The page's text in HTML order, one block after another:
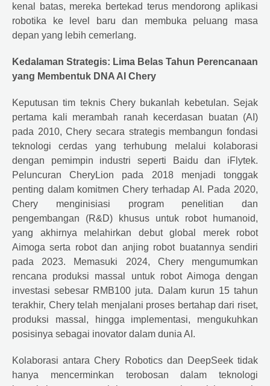
kenal batas, mereka bertekad terus mendorong aplikasi
robotika ke level baru dan membuka peluang masa
depan yang lebih cemerlang.
Kedalaman Strategis: Lima Belas Tahun Perencanaan
yang Membentuk DNA AI Chery
Keputusan tim teknis Chery bukanlah kebetulan. Sejak
pertama kali merambah ranah kecerdasan buatan (AI)
pada 2010, Chery secara strategis membangun fondasi
teknologi cerdas yang terhubung melalui kolaborasi
dengan pemimpin industri seperti Baidu dan iFlytek.
Peluncuran CheryLion pada 2018 menjadi tonggak
penting dalam komitmen Chery terhadap AI. Pada 2020,
Chery menginisiasi program penelitian dan
pengembangan (R&D) khusus untuk robot humanoid,
yang akhirnya melahirkan debut global merek robot
Aimoga serta robot dan anjing robot buatannya sendiri
pada 2023. Memasuki 2024, Chery mengumumkan
rencana produksi massal untuk robot Aimoga dengan
investasi sebesar RMB100 juta. Dalam kurun 15 tahun
terakhir, Chery telah menjalani proses bertahap dari riset,
produksi massal, hingga implementasi, mengukuhkan
posisinya sebagai inovator dalam dunia AI.
Kolaborasi antara Chery Robotics dan DeepSeek tidak
hanya mencerminkan terobosan dalam teknologi